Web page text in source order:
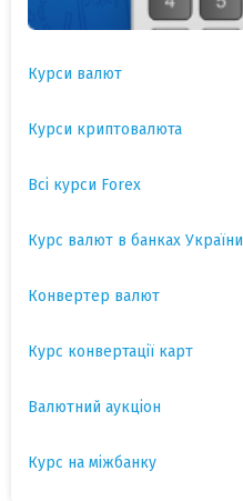
Курси валют
Курси криптовалюта
Всі курси Forex
Курс валют в банках України
Конвертер валют
Курс конвертації карт
Валютний аукціон
Курс на міжбанку